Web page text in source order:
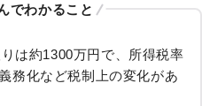
でわかること
は約1300万円で、所得税率
務化など税制上の変化があ